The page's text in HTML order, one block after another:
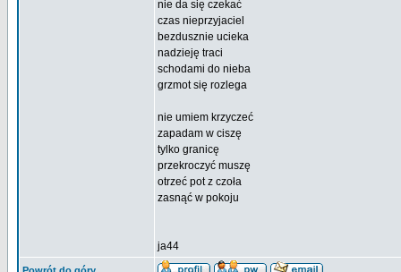
nie da się czekać
czas nieprzyjaciel
bezdusznie ucieka
nadzieję traci
schodami do nieba
grzmot się rozlega
nie umiem krzyczeć
zapadam w ciszę
tylko granicę
przekroczyć muszę
otrzeć pot z czoła
zasnąć w pokoju
ja44